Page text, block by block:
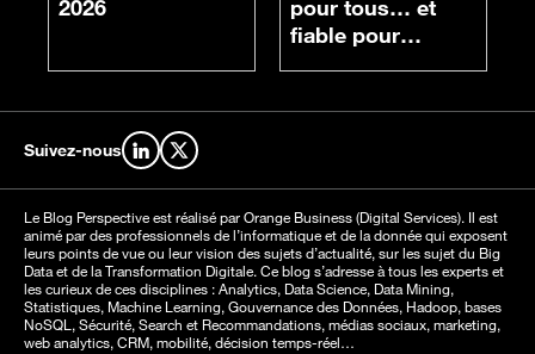
2026
pour tous… et
fiable pour
Suivez-nous Retrouvez-nous sur LinkedIn
Retrouvez-nous sur X
Le Blog Perspective est réalisé par Orange Business (Digital Services). Il est
animé par des professionnels de l’informatique et de la donnée qui exposent
leurs points de vue ou leur vision des sujets d’actualité, sur les sujet du Big
Data et de la Transformation Digitale. Ce blog s’adresse à tous les experts et
les curieux de ces disciplines : Analytics, Data Science, Data Mining,
Statistiques, Machine Learning, Gouvernance des Données, Hadoop, bases
NoSQL, Sécurité, Search et Recommandations, médias sociaux, marketing,
web analytics, CRM, mobilité, décision temps-réel…